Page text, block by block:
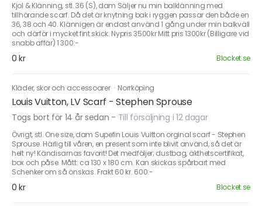
Kjol & Klänning, stl. 36 (S), dam Säljer nu min balklänning med
tillhörande scarf. Då det är knytning bak i ryggen passar den både en
36, 38 och 40. Klännigen är endast använd 1 gång under min balkväll
och därför i mycket fint skick. Nypris 3500kr Mitt pris 1300kr (Billigare vid
snabb affär) 1 300:-
0 kr Blocket.se
Kläder, skor och accessoarer · Norrköping
Louis Vuitton, LV Scarf - Stephen Sprouse
Togs bort för 14 år sedan - Till försäljning i 12 dagar
Övrigt, stl. One size, dam Supefin Louis Vuitton orginal scarf - Stephen
Sprouse. Härlig till våren, en present som inte blivit använd, så det är
helt ny! Kändisarnas favorit! Det medföljer; dustbag, äkthetscertifikat,
box och påse. Mått: ca 130 x 180 cm. Kan skickas spårbart med
Schenker om så önskas. Frakt 60 kr. 600:-
0 kr Blocket.se